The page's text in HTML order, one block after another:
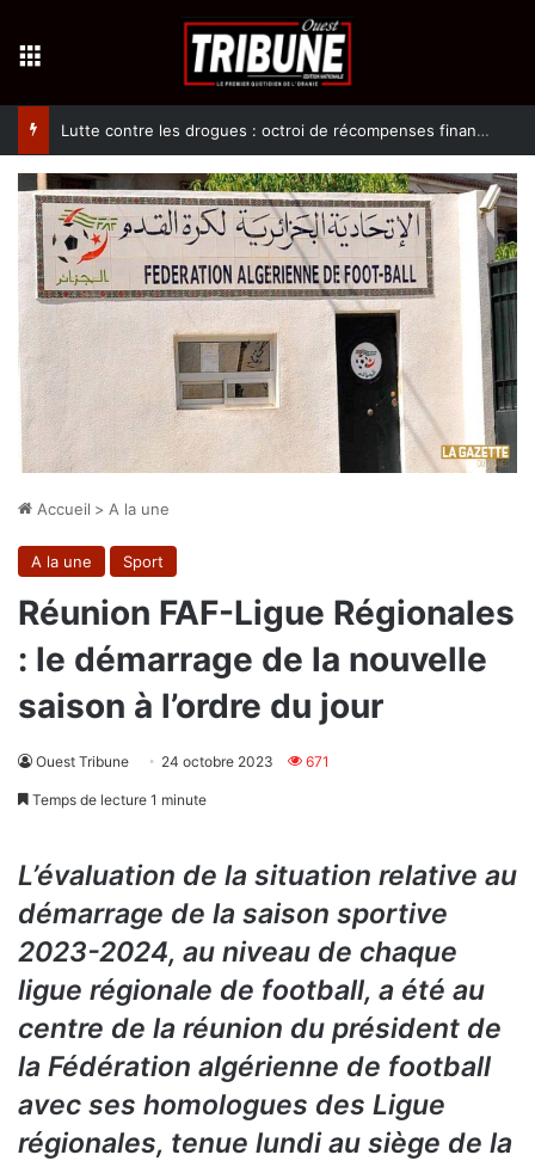
Lutte contre les drogues : octroi de récompenses financières aux dénonciateurs de trafiquants
Accueil > A la une
A la une Sport
Réunion FAF-Ligue Régionales
: le démarrage de la nouvelle
saison à l’ordre du jour
Ouest Tribune 24 octobre 2023 671
Temps de lecture 1 minute
L’évaluation de la situation relative au
démarrage de la saison sportive
2023-2024, au niveau de chaque
ligue régionale de football, a été au
centre de la réunion du président de
la Fédération algérienne de football
avec ses homologues des Ligue
régionales, tenue lundi au siège de la